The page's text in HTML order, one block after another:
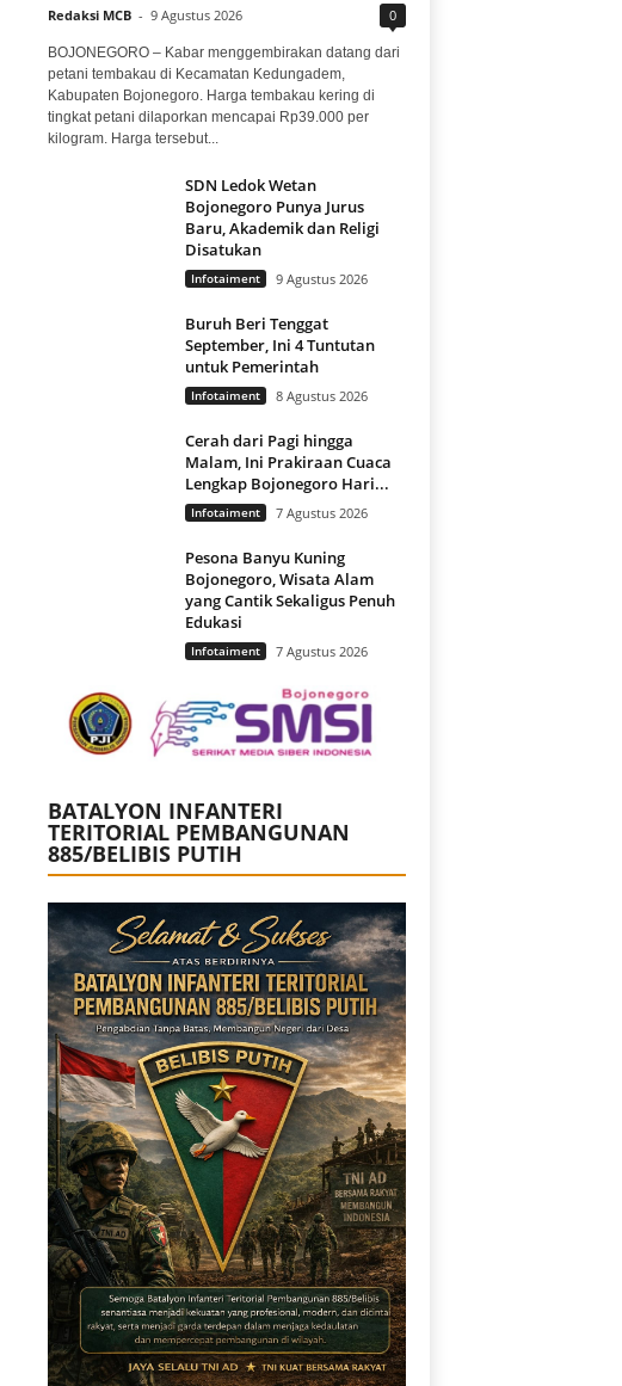
Redaksi MCB - 9 Agustus 2026 0
BOJONEGORO – Kabar menggembirakan datang dari
petani tembakau di Kecamatan Kedungadem,
Kabupaten Bojonegoro. Harga tembakau kering di
tingkat petani dilaporkan mencapai Rp39.000 per
kilogram. Harga tersebut...
SDN Ledok Wetan
Bojonegoro Punya Jurus
Baru, Akademik dan Religi
Disatukan
Infotaiment 9 Agustus 2026
Buruh Beri Tenggat
September, Ini 4 Tuntutan
untuk Pemerintah
Infotaiment 8 Agustus 2026
Cerah dari Pagi hingga
Malam, Ini Prakiraan Cuaca
Lengkap Bojonegoro Hari...
Infotaiment 7 Agustus 2026
Pesona Banyu Kuning
Bojonegoro, Wisata Alam
yang Cantik Sekaligus Penuh
Edukasi
Infotaiment 7 Agustus 2026
BATALYON INFANTERI
TERITORIAL PEMBANGUNAN
885/BELIBIS PUTIH